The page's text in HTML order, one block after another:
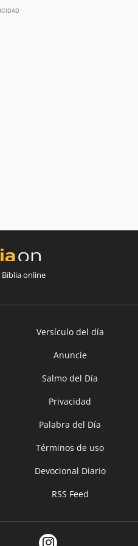
Bíblia online
Versículo del día
Anuncie
Salmo del Día
Privacidad
Palabra del Día
Términos de uso
Devocional Diario
RSS Feed